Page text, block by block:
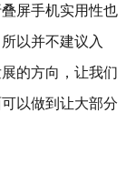
屏手机实用性也
以并不建议入
的方向，让我们
以做到让大部分